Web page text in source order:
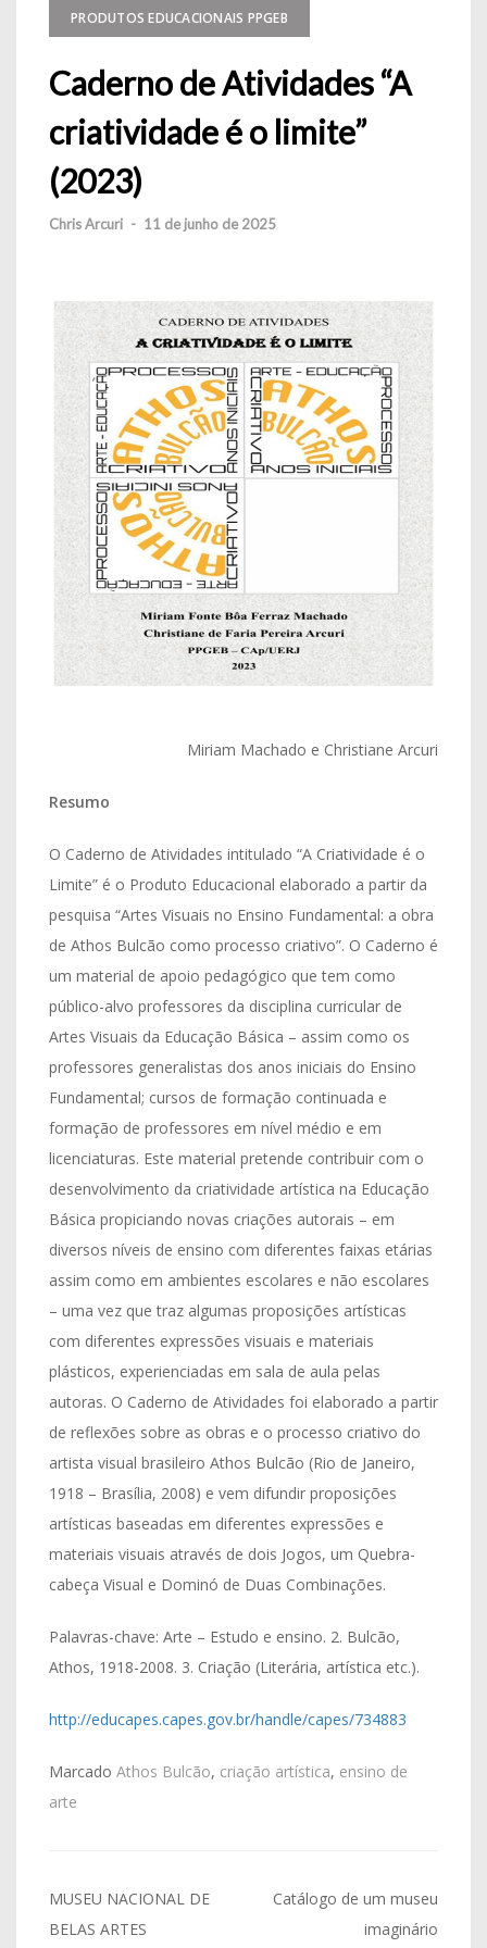
PRODUTOS EDUCACIONAIS PPGEB
Caderno de Atividades “A
criatividade é o limite”
(2023)
Chris Arcuri - 11 de junho de 2025
Miriam Machado e Christiane Arcuri
Resumo
O Caderno de Atividades intitulado “A Criatividade é o
Limite” é o Produto Educacional elaborado a partir da
pesquisa “Artes Visuais no Ensino Fundamental: a obra
de Athos Bulcão como processo criativo”. O Caderno é
um material de apoio pedagógico que tem como
público-alvo professores da disciplina curricular de
Artes Visuais da Educação Básica – assim como os
professores generalistas dos anos iniciais do Ensino
Fundamental; cursos de formação continuada e
formação de professores em nível médio e em
licenciaturas. Este material pretende contribuir com o
desenvolvimento da criatividade artística na Educação
Básica propiciando novas criações autorais – em
diversos níveis de ensino com diferentes faixas etárias
assim como em ambientes escolares e não escolares
– uma vez que traz algumas proposições artísticas
com diferentes expressões visuais e materiais
plásticos, experienciadas em sala de aula pelas
autoras. O Caderno de Atividades foi elaborado a partir
de reflexões sobre as obras e o processo criativo do
artista visual brasileiro Athos Bulcão (Rio de Janeiro,
1918 – Brasília, 2008) e vem difundir proposições
artísticas baseadas em diferentes expressões e
materiais visuais através de dois Jogos, um Quebra-
cabeça Visual e Dominó de Duas Combinações.
Palavras-chave: Arte – Estudo e ensino. 2. Bulcão,
Athos, 1918-2008. 3. Criação (Literária, artística etc.).
http://educapes.capes.gov.br/handle/capes/734883
Marcado Athos Bulcão, criação artística, ensino de
arte
Navegação
de
MUSEU NACIONAL DE
BELAS ARTES
Catálogo de um museu
imaginário